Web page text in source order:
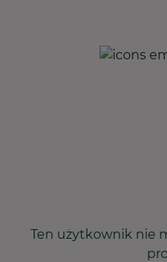
Ten użytkownik nie